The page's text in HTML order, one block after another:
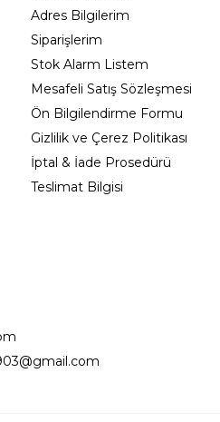
Adres Bilgilerim
Siparişlerim
Stok Alarm Listem
Mesafeli Satış Sözleşmesi
Ön Bilgilendirme Formu
Gizlilik ve Çerez Politikası
İptal & İade Prosedürü
Teslimat Bilgisi